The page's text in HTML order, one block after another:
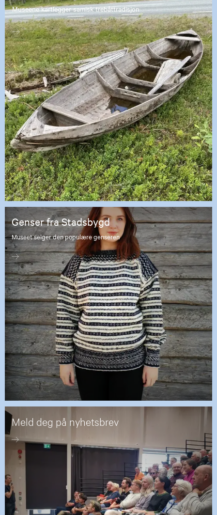
Museene kartlegger samisk trebåttradisjon
Genser fra Stadsbygd
Museet selger den populære genseren
Meld deg på nyhetsbrev